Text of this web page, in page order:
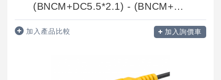
(BNCM+DC5.5*2.1) - (BNCM+DCJ5.5*2.1)
加入產品比較 加入詢價車